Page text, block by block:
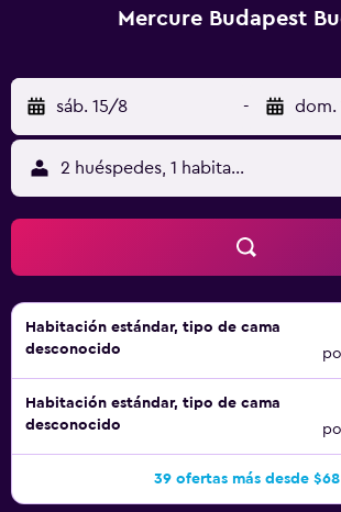
Mercure Budapest
sáb. 15/8 - dom.
2 huéspedes, 1 habitación
Habitación estándar, tipo de cama
desconocido
Habitación estándar, tipo de cama
desconocido
39 ofertas más desde $68